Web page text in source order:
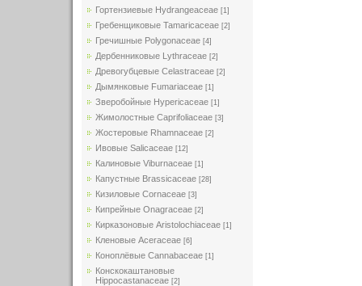
Гортензиевые Hydrangeaceae [1]
Гребенщиковые Tamaricaceae [2]
Гречишные Polygonaceae [4]
Дербенниковые Lythraceae [2]
Древогубцевые Celastraceae [2]
Дымянковые Fumariaceae [1]
Зверобойные Hypericaceae [1]
Жимолостные Caprifoliaceae [3]
Жостеровые Rhamnaceae [2]
Ивовые Salicaceae [12]
Калиновые Viburnaceae [1]
Капустные Brassicaceae [28]
Кизиловые Cornaceae [3]
Кипрейные Onagraceae [2]
Кирказоновые Aristolochiaceae [1]
Кленовые Aceraceae [6]
Коноплёвые Cannabaceae [1]
Конскокаштановые
Hippocastanaceae [2]